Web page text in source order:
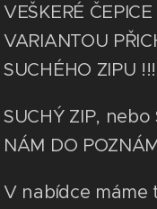
VEŠKERÉ
VARIANTOU
SUCHÉHO ZIPU !!!
SUCHÝ ZIP, nebo
NÁM DO
V nabídce máme